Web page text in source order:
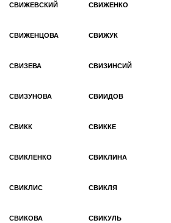
СВИЖЕВСКИЙ СВИЖЕНКО
СВИЖЕНЦОВА СВИЖУК
СВИЗЕВА СВИЗИНСИЙ
СВИЗУНОВА СВИИДОВ
СВИКК СВИККЕ
СВИКЛЕНКО СВИКЛИНА
СВИКЛИС СВИКЛЯ
СВИКОВА СВИКУЛЬ